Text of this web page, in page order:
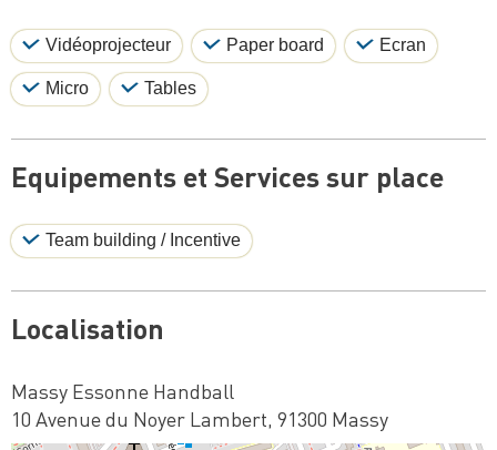
Vidéoprojecteur Paper board Ecran
Micro Tables
Equipements et Services sur place
Team building / Incentive
Localisation
Massy Essonne Handball
10 Avenue du Noyer Lambert, 91300 Massy